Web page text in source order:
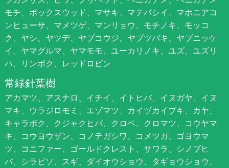
モチ、ボックスウッド、マサキ、マテバシイ、マホニアコ
ンヒューサ、マメツゲ、マンリョウ、モチノキ、モッコ
ク、ヤシ、ヤツデ、ヤブコウジ、ヤブツバキ、ヤブニッケ
イ、ヤマグルマ、ヤマモモ、ユーカリノキ、ユズ、ユズリ
ハ、リンボク、レッドロビン
常緑針葉樹
アカマツ、アスナロ、イチイ、イトヒバ、イヌガヤ、イヌ
マキ、ウラジロモミ、エゾマツ、カイヅカイブキ、カヤ、
キャラボク、クジャクヒバ、クロベ、クロマツ、コウヤマ
キ、コウヨウザン、コノテガシワ、コメツガ、ゴヨウマ
ツ、コニファー、ゴールドクレスト、サワラ、シノブヒ
バ、シラビソ、スギ、ダイオウショウ、タギョウショウ、